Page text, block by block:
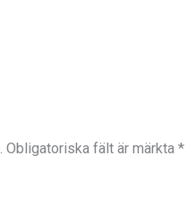
Obligatoriska fält är märkta *